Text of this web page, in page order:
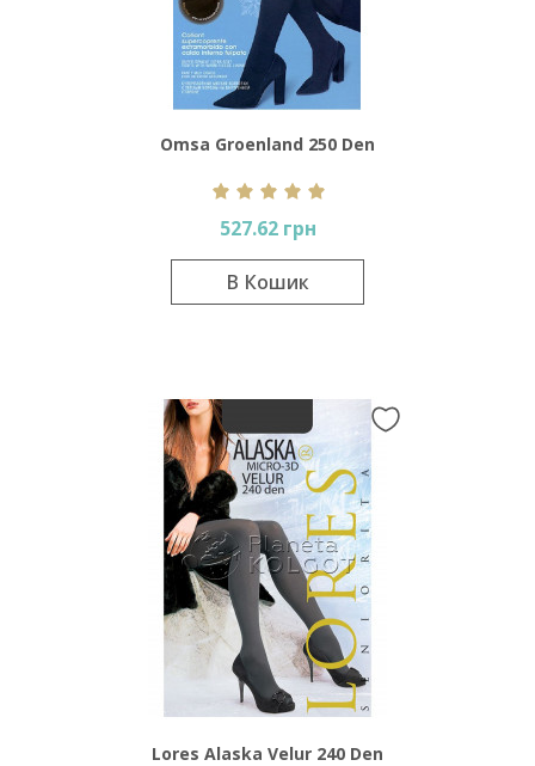
Omsa Groenland 250 Den
527.62 грн
В Кошик
Lores Alaska Velur 240 Den